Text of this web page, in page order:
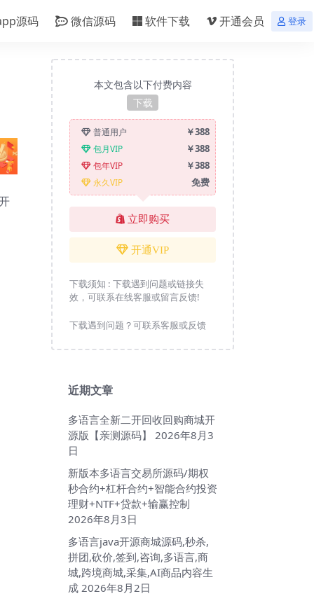
源码 微信源码 软件下载 开通会员 登录
本文包含以下付费内容
下载
普通用户 ￥388
包月VIP ￥388
包年VIP ￥388
永久VIP 免费
立即购买
开通VIP
下载须知 : 下载遇到问题或链接失
效，可联系在线客服或留言反馈!
下载遇到问题？可联系客服或反馈
近期文章
多语言全新二开回收回购商城开
源版【亲测源码】
2026年8月3
日
新版本多语言交易所源码/期权
秒合约+杠杆合约+智能合约投资
理财+NTF+贷款+输赢控制
2026年8月3日
多语言java开源商城源码,秒杀,
拼团,砍价,签到,咨询,多语言,商
城,跨境商城,采集,AI商品内容生
成 2026年8月2日